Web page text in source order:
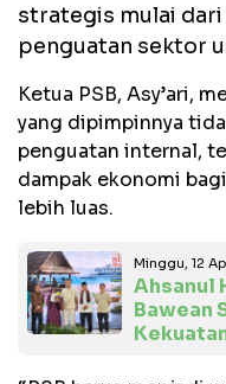
strategis mulai
penguatan sektor
Ketua PSB, Asy’ari,
yang dipimpinnya
penguatan internal,
dampak ekonomi
lebih luas.
Minggu, 12
Ahsanul
Bawean